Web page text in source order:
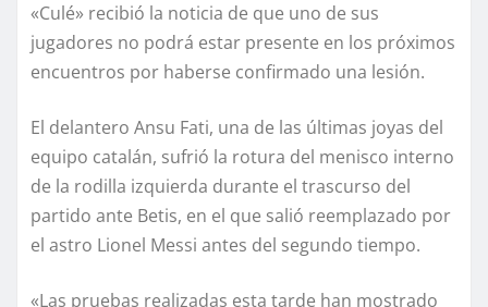
«Culé» recibió la noticia de que uno de sus
jugadores no podrá estar presente en los próximos
encuentros por haberse confirmado una lesión.
El delantero Ansu Fati, una de las últimas joyas del
equipo catalán, sufrió la rotura del menisco interno
de la rodilla izquierda durante el trascurso del
partido ante Betis, en el que salió reemplazado por
el astro Lionel Messi antes del segundo tiempo.
«Las pruebas realizadas esta tarde han mostrado